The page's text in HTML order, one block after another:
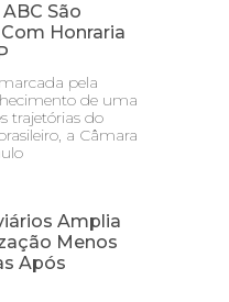
São
Honraria
pela
de uma
trajetórias do
a Câmara
Amplia
Menos
Após